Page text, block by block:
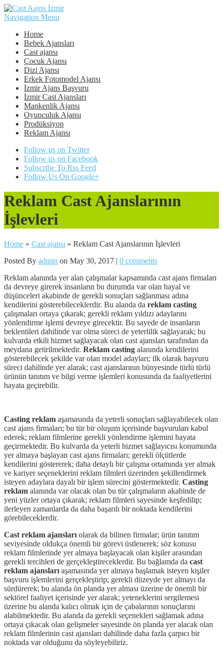
Navigation Menu
Home
Bebek Ajansları
Cast ajansı
Çocuk Ajansı
Dizi Ajansı
Erkek Fotomodel Ajansı
İzmir Ajans Başvuru
İzmir Cast Ajansları
Mankenlik Ajansı
Oyunculuk Ajansı
Prodüksiyon
Reklam Ajansı
Follow us on Twitter
Follow us on Facebook
Subscribe To Rss Feed
Follow Us On Google+
Reklam Cast Ajanslarının
İşlevleri
Home » Cast ajansı » Reklam Cast Ajanslarının İşlevleri
Posted By admin on May 30, 2017 | 0 comments
Reklam alanında yer alan çalışmalar kapsamında cast ajans firmaları
da devreye girerek insanların bu durumda var olan hayal ve
düşünceleri akabinde de gerekli sonuçları sağlanması adına
kendilerini gösterebileceklerdir. Bu alanda da reklam casting
çalışmaları ortaya çıkarak; gerekli reklam yıldızı adaylarını
yönlendirme işlemi devreye girecektir. Bu sayede de insanların
beklentileri dahilinde var olma süreci de yeterlilik sağlayarak; bu
kulvarda etkili hizmet sağlayacak olan cast ajansları tarafından da
meydana getirilmektedir. Reklam casting alanında kendilerini
gösterebilecek şekilde var olan model adayları; ilk olarak başvuru
süreci dahilinde yer alarak; cast ajanslarının bünyesinde türlü türlü
ürünün tanıtım ve bilgi verme işlemleri konusunda da faaliyetlerini
hayata geçirebilir.
Casting reklam aşamasında da yeterli sonuçları sağlayabilecek olan
cast ajans firmaları; bu tür bir oluşum içerisinde başvuruları kabul
ederek; reklam filmlerine gerekli yönlendirme işlemini hayata
geçirmektedir. Bu kulvarda da yeterli hizmet sağlayıcısı konumunda
yer almaya başlayan cast ajans firmaları; gerekli ölçütlerde
kendilerini göstererek; daha detaylı bir çalışma ortamında yer almak
ve kariyer seçeneklerini reklam filmleri üzerinden şekillendirmek
isteyen adaylara dayalı bir işlem sürecini göstermektedir. Casting
reklam alanında var olacak olan bu tür çalışmaların akabinde de
yeni yüzler ortaya çıkarak; reklam filmleri sayesinde keşfedilip;
ilerleyen zamanlarda da daha başarılı bir noktada kendilerini
görebileceklerdir.
Cast reklam ajansları olarak da bilinen firmalar; ürün tanıtım
seviyesinde oldukça önemli bir görevi üstlenerek; söz konusu
reklam filmlerinde yer almaya başlayacak olan kişiler arasından
gerekli tercihleri de gerçekleştireceklerdir. Bu bağlamda da cast
reklam ajansları aşamasında yer almaya başlamak isteyen kişiler
başvuru işlemlerini gerçekleştirip; gerekli düzeyde yer almayı da
sürdürerek; bu alanda ön planda yer alması üzerine de önemli bir
sektörel faaliyet içerisinde yer alarak; yeteneklerini sergilemesi
üzerine bu alanda kalıcı olmak için de çabalarının sonuçlarını
alabilmektedir. Bu alanda da gerekli seçenekleri sağlamak adına
ortaya çıkacak olan gelişmeler sayesinde ön planda yer alacak olan
reklam filmlerinin cast ajansları dahilinde daha fazla çarpıcı bir
noktada var olduğunu da söyleyebiliriz.